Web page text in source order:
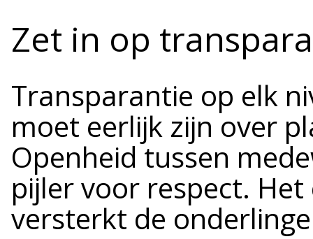
Zet in op
Transparantie op elk
moet eerlijk zijn over
Openheid tussen
pijler voor respect.
versterkt de